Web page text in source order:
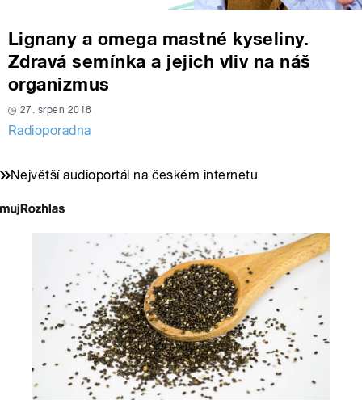
Lignany a omega mastné kyseliny.
Zdravá semínka a jejich vliv na náš
organizmus
27. srpen 2018
Radioporadna
Největší audioportál na českém internetu